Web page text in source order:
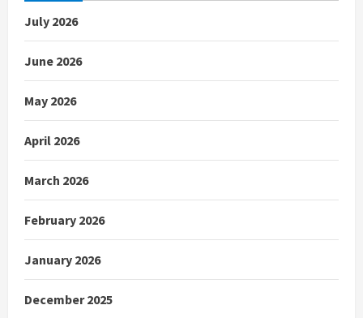
July 2026
June 2026
May 2026
April 2026
March 2026
February 2026
January 2026
December 2025